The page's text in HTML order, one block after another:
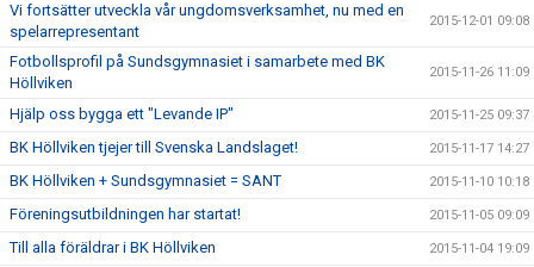
Vi fortsätter utveckla vår ungdomsverksamhet, nu med en
spelarrepresentant
2015-12-01 09:08
Fotbollsprofil på Sundsgymnasiet i samarbete med BK
Höllviken
2015-11-26 11:09
Hjälp oss bygga ett "Levande IP" 2015-11-25 09:37
BK Höllviken tjejer till Svenska Landslaget! 2015-11-17 14:27
BK Höllviken + Sundsgymnasiet = SANT 2015-11-10 10:18
Föreningsutbildningen har startat! 2015-11-05 09:09
Till alla föräldrar i BK Höllviken 2015-11-04 19:09